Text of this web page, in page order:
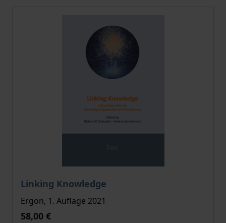
Linking Knowledge
Der Preis dieses Titels richtet sich nach der
Ergon, 1. Auflage 2021
58,00 €